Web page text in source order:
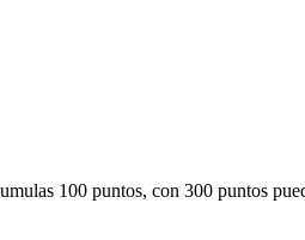
100 puntos, con 300 puntos